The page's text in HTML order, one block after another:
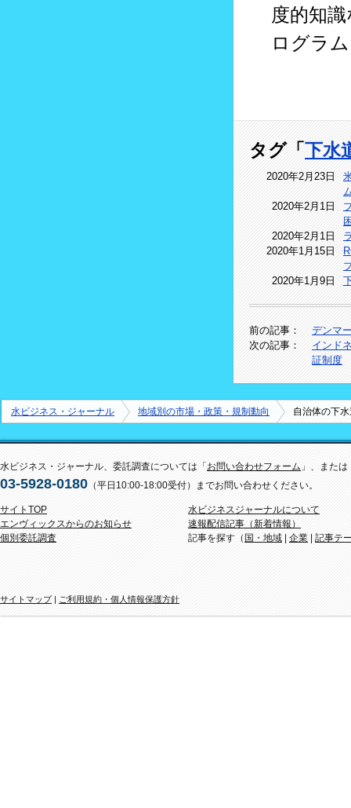
度的知
ログラ
タグ「下水
2020年2月23日
2020年2月1日
2020年2月1日
2020年1月15日
2020年1月9日
前の記事：
デンマ
次の記事：
インド
証制度
水ビジネス・ジャーナル 地域別の市場・政策・規制動向 自治体の下
水ビジネス・ジャーナル、委託調査については「お問い合わせフォーム 」、または
03-5928-0180 （平日10:00-18:00受付）までお問い合わせください。
サイトTOP
エンヴィックスからのお知らせ
個別委託調査
水ビジネスジャーナルについて
速報配信記事（新着情報）
記事を探す（ 国・地域 | 企業 | 記事テ
サイトマップ| ご利用規約・個人情報保護方針